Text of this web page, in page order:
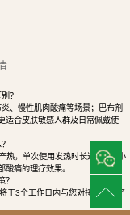
？
、慢性肌肉酸痛等场景；巴布剂
适合皮肤敏感人群及日常佩戴使
热，单次使用发热时长达8至12小
酸痛的理疗效果。
？
于3个工作日内与您对接，提供产